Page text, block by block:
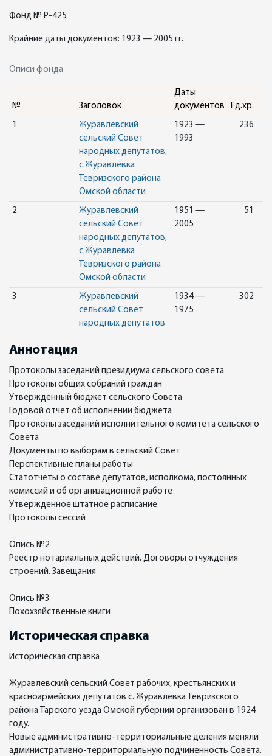
Фонд № Р-425
Крайние даты документов: 1923 — 2005 гг.
Описи фонда
№ Заголовок
Даты
документов
Ед.хр.
1
Журавлевский
сельский Совет
народных депутатов,
с.Журавлевка
Тевризского района
Омской области
1923 —
1993
236
2
Журавлевский
сельский Совет
народных депутатов,
с.Журавлевка
Тевризского района
Омской области
1951 —
2005
51
3
Журавлевский
сельский Совет
народных депутатов
1934 —
1975
302
Аннотация
Протоколы заседаний президиума сельского совета
Протоколы общих собраний граждан
Утвержденный бюджет сельского Совета
Годовой отчет об исполнении бюджета
Протоколы заседаний исполнительного комитета сельского
Совета
Документы по выборам в сельский Совет
Перспективные планы работы
Статотчеты о составе депутатов, исполкома, постоянных
комиссий и об организационной работе
Утвержденное штатное расписание
Протоколы сессий
Опись №2
Реестр нотариальных действий. Договоры отчуждения
строений. Завещания
Опись №3
Похохзяйственные книги
Историческая справка
Историческая справка
Журавлевский сельский Совет рабочих, крестьянских и
красноармейских депутатов с. Журавлевка Тевризского
района Тарского уезда Омской губернии организован в 1924
году.
Новые административно-территориальные деления меняли
административно-территориальную подчиненность Совета.